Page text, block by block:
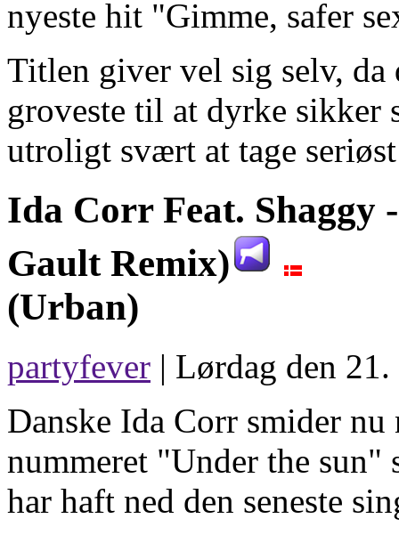
nyeste hit "Gimme, safer
Titlen giver vel sig selv,
groveste til at dyrke sikker
utroligt svært at tage
Ida Corr Feat. Shaggy
Gault Remix)
(Urban)
partyfever | Lørdag den
Danske Ida Corr smider
nummeret "Under the sun"
har haft ned den seneste